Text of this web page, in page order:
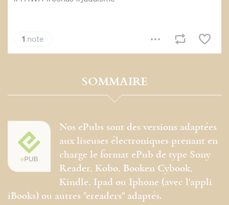
SOMMAIRE
Nos ePubs sont des versions adaptées
aux liseuses électroniques prenant en
charge le format ePub de type Sony
Reader, Kobo, Booken Cybook,
Kindle, Ipad ou Iphone (avec l'appli
iBooks) ou autres "ereaders" adaptés.